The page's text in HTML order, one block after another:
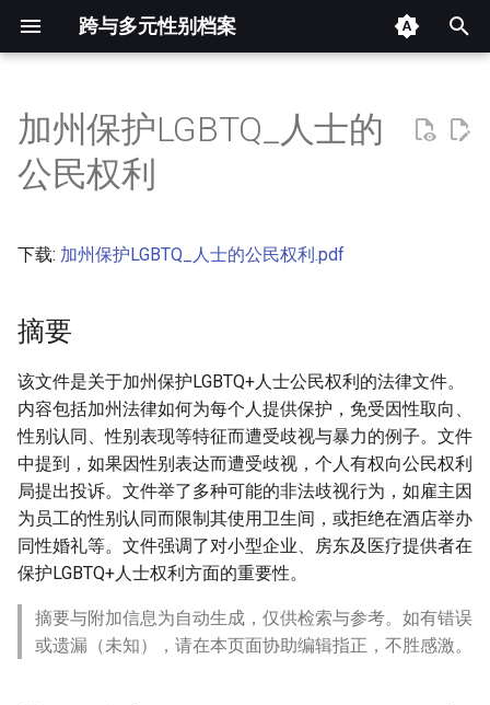
跨与多元性别档案
入
开
摘要
加州保护LGBTQ_人士的
公民权利
下载: 加州保护LGBTQ_人士的公民权利.pdf
摘要
该文件是关于加州保护LGBTQ+人士公民权利的法律文件。
内容包括加州法律如何为每个人提供保护，免受因性取向、
性别认同、性别表现等特征而遭受歧视与暴力的例子。文件
中提到，如果因性别表达而遭受歧视，个人有权向公民权利
局提出投诉。文件举了多种可能的非法歧视行为，如雇主因
为员工的性别认同而限制其使用卫生间，或拒绝在酒店举办
同性婚礼等。文件强调了对小型企业、房东及医疗提供者在
保护LGBTQ+人士权利方面的重要性。
摘要与附加信息为自动生成，仅供检索与参考。如有错误
或遗漏（未知），请在本页面协助编辑指正，不胜感激。